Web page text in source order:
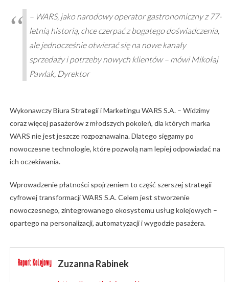
– WARS, jako narodowy operator gastronomiczny z 77-
letnią historią, chce czerpać z bogatego doświadczenia,
ale jednocześnie otwierać się na nowe kanały
sprzedaży i potrzeby nowych klientów – mówi Mikołaj
Pawlak, Dyrektor
Wykonawczy Biura Strategii i Marketingu WARS S.A. – Widzimy
coraz więcej pasażerów z młodszych pokoleń, dla których marka
WARS nie jest jeszcze rozpoznawalna. Dlatego sięgamy po
nowoczesne technologie, które pozwolą nam lepiej odpowiadać na
ich oczekiwania.
Wprowadzenie płatności spojrzeniem to część szerszej strategii
cyfrowej transformacji WARS S.A. Celem jest stworzenie
nowoczesnego, zintegrowanego ekosystemu usług kolejowych –
opartego na personalizacji, automatyzacji i wygodzie pasażera.
Zuzanna Rabinek